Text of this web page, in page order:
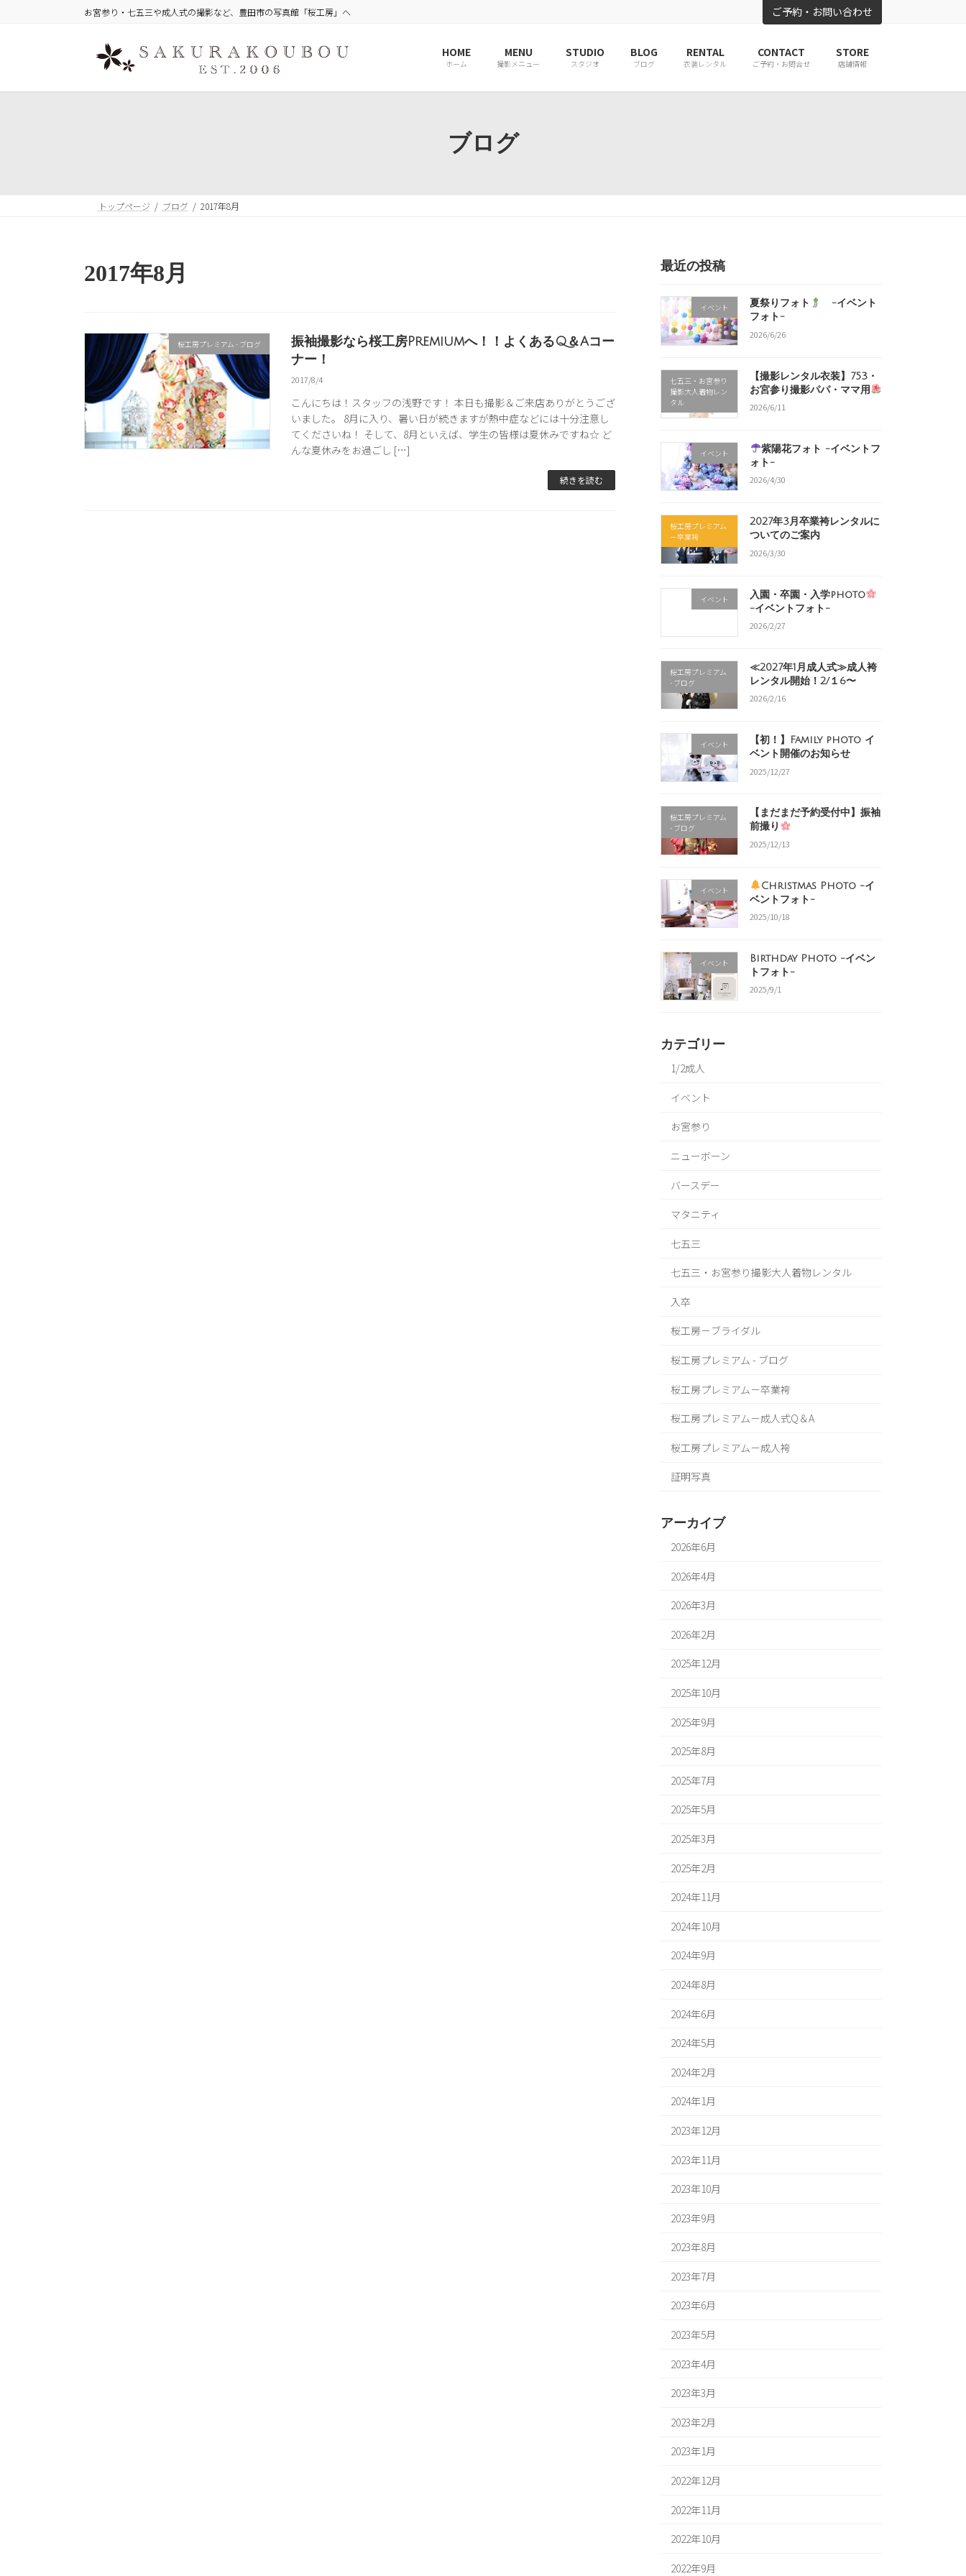
へ
ョ
お宮参り・七五三や成人式の撮影など、豊田市の写真館「桜工房」へ ご予約・お問い合わせ
HOME
ホーム
MENU
撮影メニュー
STUDIO
スタジオ
BLOG
ブログ
RENTAL
衣装レンタル
CONTACT
ご予約・お問合せ
STORE
店舗情報
ブログ
トップページ ブログ 2017年8月
2017年8月
桜工房プレミアム - ブログ
振袖撮影なら桜工房Premiumへ！！よくあるQ＆Aコー
ナー！
2017/8/4
こんにちは！スタッフの浅野です！ 本日も撮影＆ご来店ありがとうござ
いました。 8月に入り、暑い日が続きますが熱中症などには十分注意し
てくださいね！ そして、8月といえば、学生の皆様は夏休みですね☆ ど
んな夏休みをお過ごし […]
続きを読む
最近の投稿
イベント 夏祭りフォト
-イベント
フォト-
2026/6/26
七五三・お宮参り
撮影大人着物レン
タル
【撮影レンタル衣装】753・
お宮参り撮影パパ・ママ用
2026/6/11
イベント
紫陽花フォト -イベントフ
ォト-
2026/4/30
桜工房プレミアム
－卒業袴
2027年3月卒業袴レンタルに
ついてのご案内
2026/3/30
イベント
入園・卒園・入学photo
-イベントフォト-
2026/2/27
桜工房プレミアム
- ブログ
≪2027年1月成人式≫成人袴
レンタル開始！2/１6〜
2026/2/16
イベント
【初！】Family photo イ
ベント開催のお知らせ
2025/12/27
桜工房プレミアム
- ブログ
【まだまだ予約受付中】振袖
前撮り
2025/12/13
イベント
Christmas Photo -イ
ベントフォト-
2025/10/18
イベント
Birthday Photo -イベン
トフォト-
2025/9/1
カテゴリー
1/2成人
イベント
お宮参り
ニューボーン
バースデー
マタニティ
七五三
七五三・お宮参り撮影大人着物レンタル
入卒
桜工房－ブライダル
桜工房プレミアム - ブログ
桜工房プレミアム－卒業袴
桜工房プレミアム－成人式Q＆A
桜工房プレミアム－成人袴
証明写真
アーカイブ
2026年6月
2026年4月
2026年3月
2026年2月
2025年12月
2025年10月
2025年9月
2025年8月
2025年7月
2025年5月
2025年3月
2025年2月
2024年11月
2024年10月
2024年9月
2024年8月
2024年6月
2024年5月
2024年2月
2024年1月
2023年12月
2023年11月
2023年10月
2023年9月
2023年8月
2023年7月
2023年6月
2023年5月
2023年4月
2023年3月
2023年2月
2023年1月
2022年12月
2022年11月
2022年10月
2022年9月